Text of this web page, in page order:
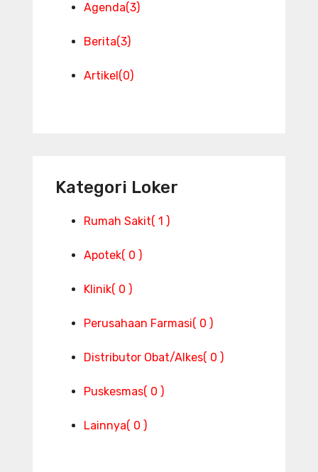
Agenda(3)
Berita(3)
Artikel(0)
Kategori Loker
Rumah Sakit( 1 )
Apotek( 0 )
Klinik( 0 )
Perusahaan Farmasi( 0 )
Distributor Obat/Alkes( 0 )
Puskesmas( 0 )
Lainnya( 0 )